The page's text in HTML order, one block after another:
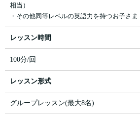
相当）
・その他同等レベルの英語力を持つお子さま
レッスン時間
100分/回
レッスン形式
グループレッスン(最大8名)